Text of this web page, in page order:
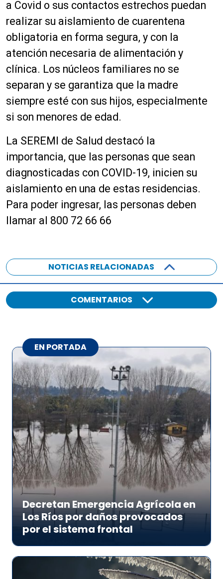
a Covid o sus contactos estrechos puedan
realizar su aislamiento de cuarentena
obligatoria en forma segura, y con la
atención necesaria de alimentación y
clínica. Los núcleos familiares no se
separan y se garantiza que la madre
siempre esté con sus hijos, especialmente
si son menores de edad.
La SEREMI de Salud destacó la
importancia, que las personas que sean
diagnosticadas con COVID-19, inicien su
aislamiento en una de estas residencias.
Para poder ingresar, las personas deben
llamar al 800 72 66 66
NOTICIAS RELACIONADAS
COMENTARIOS
EN PORTADA
Decretan Emergencia Agrícola en
Los Ríos por daños provocados
por el sistema frontal